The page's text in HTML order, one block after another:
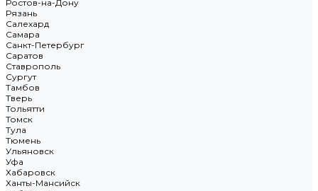
Ростов-на-Дону
Рязань
Салехард
Самара
Санкт-Петербург
Саратов
Ставрополь
Сургут
Тамбов
Тверь
Тольятти
Томск
Тула
Тюмень
Ульяновск
Уфа
Хабаровск
Ханты-Мансийск